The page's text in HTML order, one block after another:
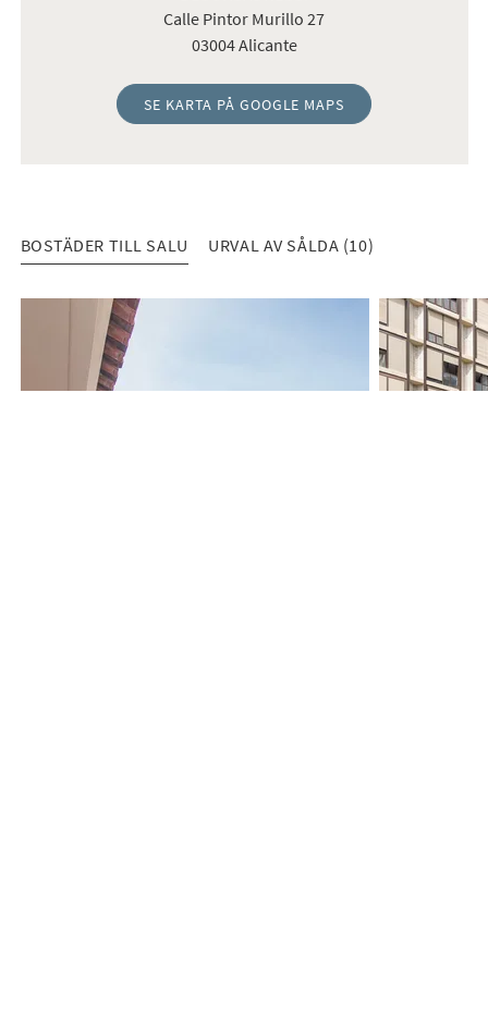
Calle Pintor Murillo 27
03004 Alicante
SE KARTA PÅ GOOGLE MAPS
BOSTÄDER TILL SALU URVAL AV SÅLDA (10)
BOSTÄDER TILL SALU